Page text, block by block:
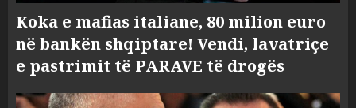
Koka e mafias italiane, 80 milion euro
në bankën shqiptare! Vendi, lavatriçe
e pastrimit të PARAVE të drogës